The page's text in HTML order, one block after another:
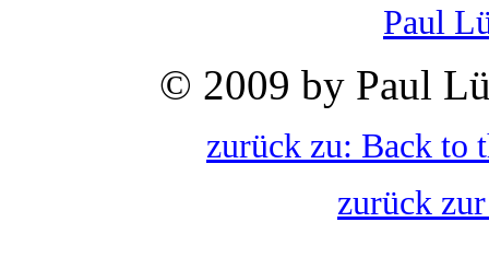
Paul
© 2009 by Paul
zurück zu: Back to
zurück